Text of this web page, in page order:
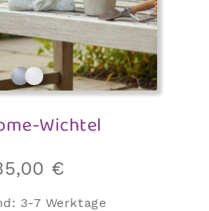
Wichtel
€
3-7 Werktage